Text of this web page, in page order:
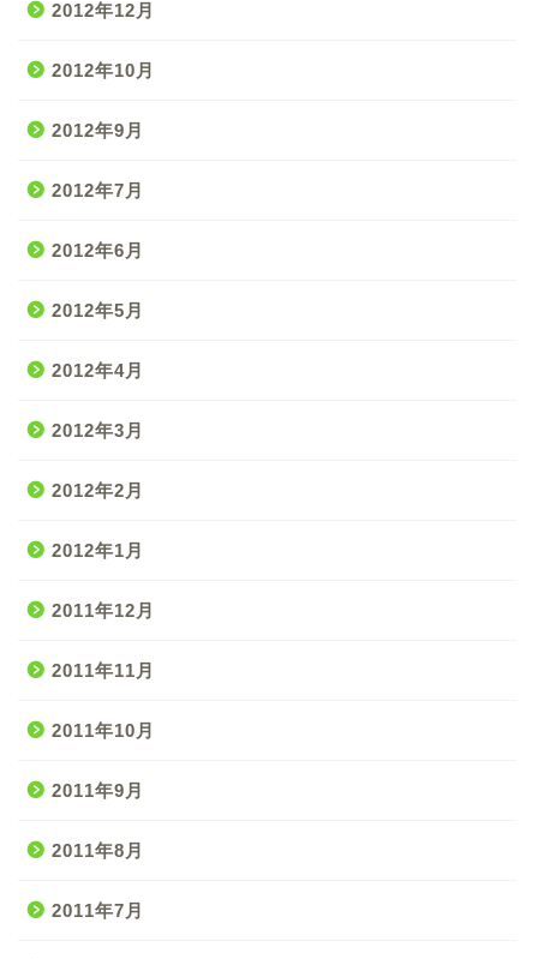
2012年12月
2012年10月
2012年9月
2012年7月
2012年6月
2012年5月
2012年4月
2012年3月
2012年2月
2012年1月
2011年12月
2011年11月
2011年10月
2011年9月
2011年8月
2011年7月